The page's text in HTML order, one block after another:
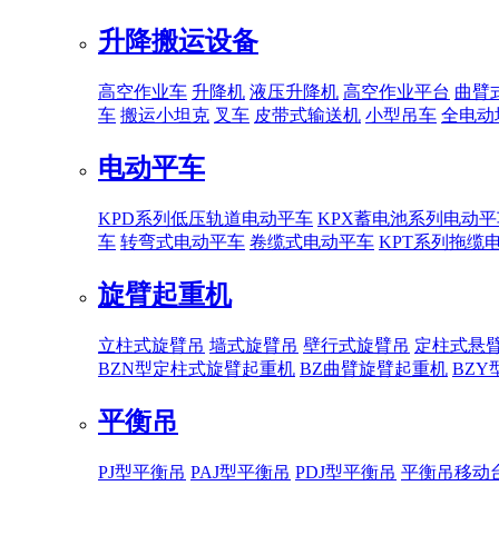
升降搬运设备
高空作业车 升降机 液压升降机 高空作业平台 曲臂
车 搬运小坦克 叉车 皮带式输送机 小型吊车 全电动
电动平车
KPD系列低压轨道电动平车 KPX蓄电池系列电动
车 转弯式电动平车 卷缆式电动平车 KPT系列拖缆
旋臂起重机
立柱式旋臂吊 墙式旋臂吊 壁行式旋臂吊 定柱式悬
BZN型定柱式旋臂起重机 BZ曲臂旋臂起重机 BZY
平衡吊
PJ型平衡吊 PAJ型平衡吊 PDJ型平衡吊 平衡吊移动